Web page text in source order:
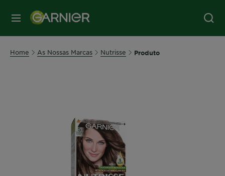
MENU
Home As Nossas Marcas Nutrisse Produto